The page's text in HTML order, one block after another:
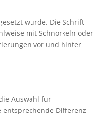
wurde. Die Schrift
mit Schnörkeln oder
vor und hinter
Auswahl für
entsprechende Differenz